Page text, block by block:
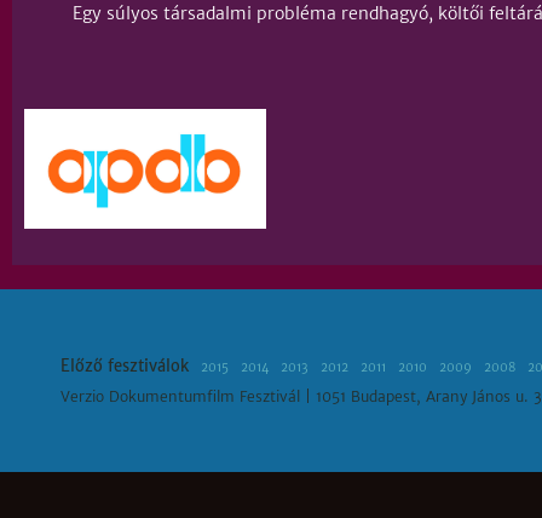
Egy súlyos társadalmi probléma rendhagyó, költői
Előző fesztiválok 2015 2014 2013 2012 2011 2010 2009 2008
Verzio Dokumentumfilm Fesztivál | 1051 Budapest, Arany János